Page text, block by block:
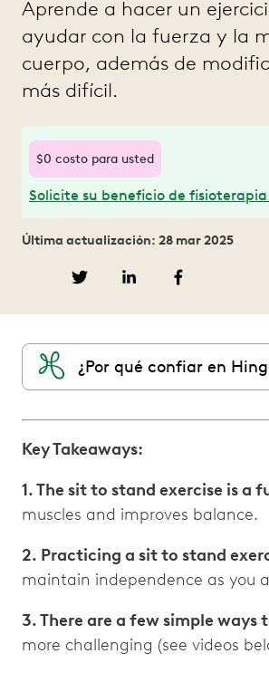
Aprende a hacer un
ayudar con la fuerza y la
cuerpo, además de
más difícil.
$0 costo para usted
Solicite su beneficio de
Última actualización: 28 mar 2025
¿Por qué confiar en
Key Takeaways:
1. The sit to stand exercise is a
muscles and improves balance.
2. Practicing a sit to stand
maintain independence as you
3. There are a few simple
more challenging (see videos